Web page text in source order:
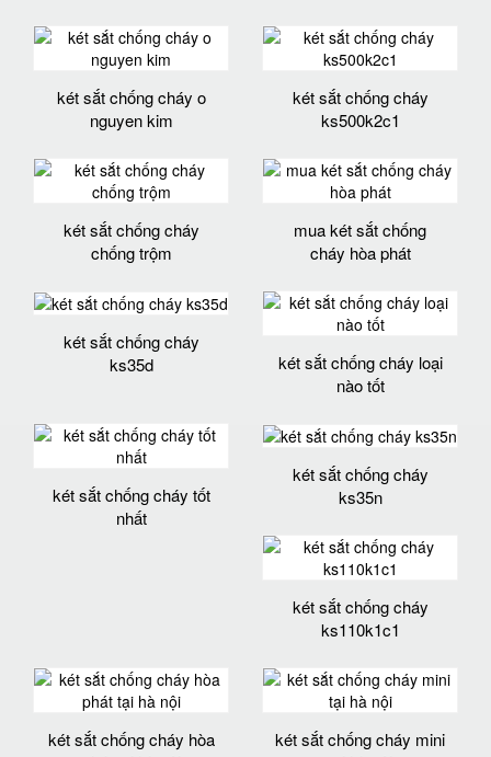
két sắt chống cháy o
nguyen kim
két sắt chống cháy
ks500k2c1
két sắt chống cháy
chống trộm
mua két sắt chống
cháy hòa phát
két sắt chống cháy
ks35d
két sắt chống cháy loại
nào tốt
két sắt chống cháy tốt
nhất
két sắt chống cháy
ks35n
két sắt chống cháy
ks110k1c1
két sắt chống cháy hòa
két sắt chống cháy mini